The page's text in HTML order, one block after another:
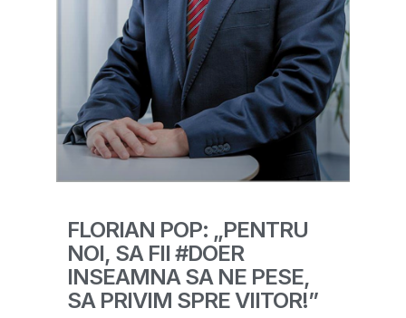
FLORIAN POP: „PENTRU
NOI, SA FII #DOER
INSEAMNA SA NE PESE,
SA PRIVIM SPRE VIITOR!”